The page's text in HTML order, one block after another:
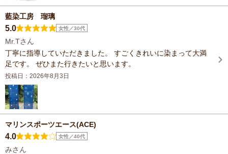
藍染工房 瑠璃
5.0 女性／30代
Mr.Tさん
丁寧に指導していただきました。 すごくきれいに染まって大満
足です。 ぜひまた行きたいと思います。
投稿日：2026年8月3日
マリンスポーツエース(ACE)
4.0 女性／40代
みさん